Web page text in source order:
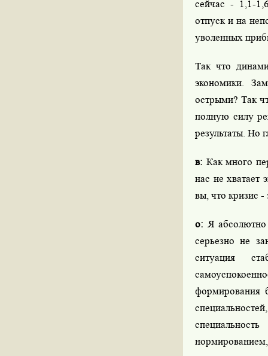
сейчас - 1,1-
отпуск и на
уволенных
Так что
экономики.
острыми? Так
полную силу
результаты. Но
в: Как много
нас не хватает
вы, что кризис
о: Я абсолютно
серьезно не
ситуация
формирования